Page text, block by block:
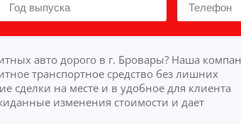
авто дорого в г. Бровары? Наша
транспортное средство без лишних
сделки на месте и в удобное для клиента
изменения стоимости и дает